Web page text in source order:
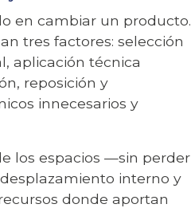
en cambiar un producto.
tres factores: selección
aplicación técnica
reposición y
innecesarios y
los espacios —sin perder
interno y
donde aportan